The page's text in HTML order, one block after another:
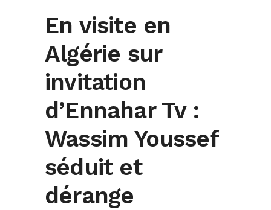
En visite en
Algérie sur
invitation
d’Ennahar Tv :
Wassim Youssef
séduit et
dérange